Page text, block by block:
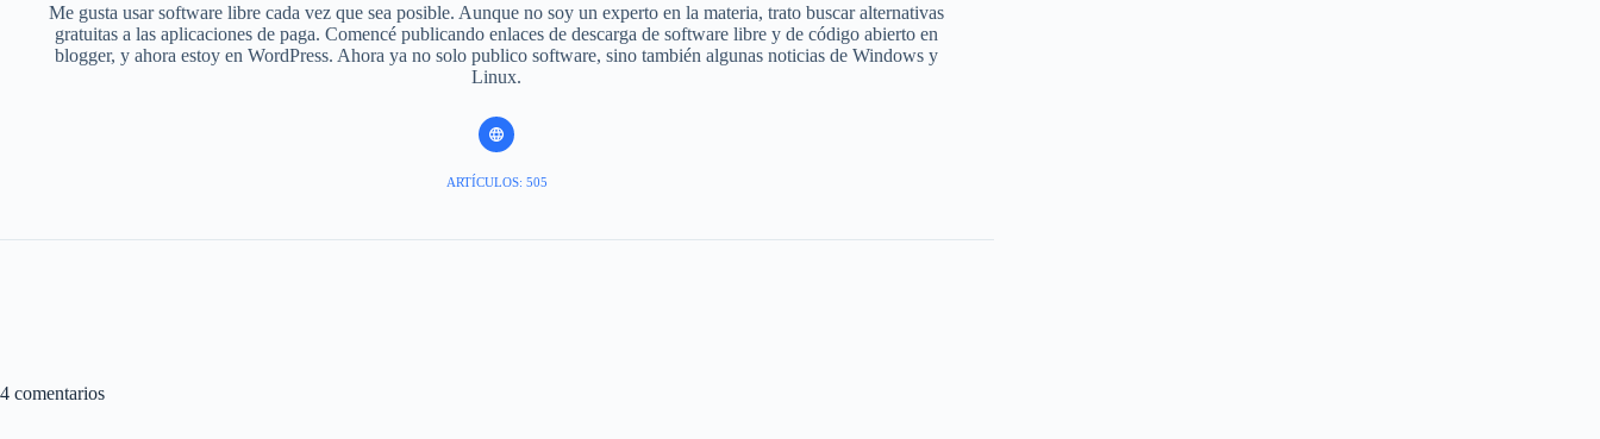
Me gusta usar software libre cada vez que sea posible. Aunque no soy un experto en la materia, trato buscar alternativas
gratuitas a las aplicaciones de paga. Comencé publicando enlaces de descarga de software libre y de código abierto en
blogger, y ahora estoy en WordPress. Ahora ya no solo publico software, sino también algunas noticias de Windows y
Linux.
ARTÍCULOS: 505
4 comentarios